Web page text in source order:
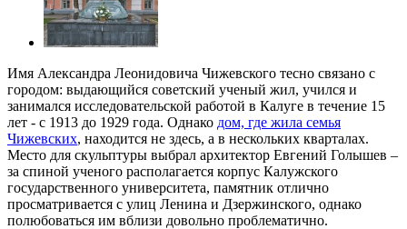
Имя Александра Леонидовича Чижевского тесно связано с
городом: выдающийся советский ученый жил, учился и
занимался исследовательской работой в Калуге в течение 15
лет - с 1913 до 1929 года. Однако дом, где жила семья
Чижевских, находится не здесь, а в нескольких кварталах.
Место для скульптуры выбрал архитектор Евгений Голышев –
за спиной ученого располагается корпус Калужского
государственного университета, памятник отлично
просматривается с улиц Ленина и Дзержинского, однако
полюбоваться им вблизи довольно проблематично.